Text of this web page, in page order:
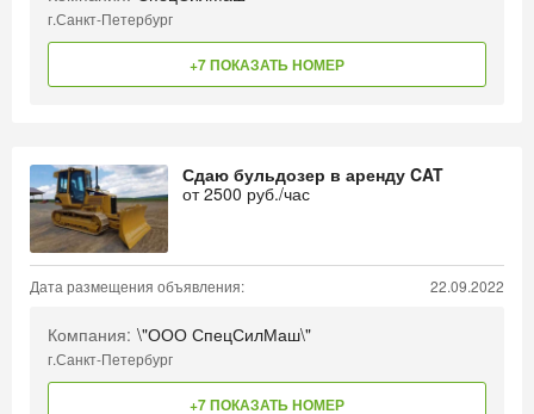
г.Санкт-Петербург
+7 ПОКАЗАТЬ НОМЕР
Сдаю бульдозер в аренду CAT
от2500 руб./час
Дата размещения объявления: 22.09.2022
Компания: \"ООО СпецСилМаш\"
г.Санкт-Петербург
+7 ПОКАЗАТЬ НОМЕР